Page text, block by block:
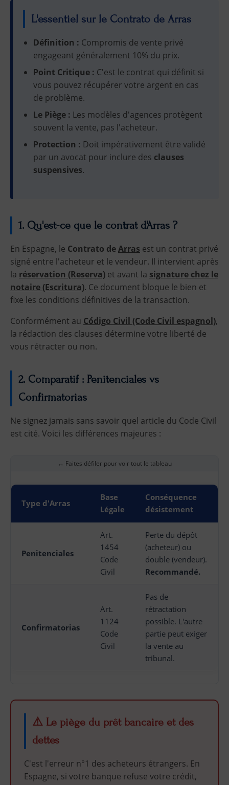
L'essentiel sur le Contrato de Arras
Définition : Compromis de vente privé
engageant généralement 10% du prix.
Point Critique : C'est le contrat qui définit si
vous pouvez récupérer votre argent en cas
de problème.
Le Piège : Les modèles d'agences protègent
souvent la vente, pas l'acheteur.
Protection : Doit impérativement être validé
par un avocat pour inclure des clauses
suspensives.
1. Qu'est-ce que le contrat d'Arras ?
En Espagne, le Contrato deArras est un contrat privé
signé entre l'acheteur et le vendeur. Il intervient après
la réservation (Reserva) et avant la signature chez le
notaire (Escritura). Ce document bloque le bien et
fixe les conditions définitives de la transaction.
Conformément au Código Civil (Code Civil espagnol),
la rédaction des clauses détermine votre liberté de
vous rétracter ou non.
2. Comparatif : Penitenciales vs
Confirmatorias
Ne signez jamais sans savoir quel article du Code Civil
est cité. Voici les différences majeures :
↔ Faites défiler pour voir tout le tableau
Type d'Arras
Base
Légale
Conséquence
désistement
Penitenciales
Art.
1454
Code
Civil
Perte du dépôt
(acheteur) ou
double (vendeur).
Recommandé.
Confirmatorias
Art.
1124
Code
Civil
Pas de
rétractation
possible. L'autre
partie peut exiger
la vente au
tribunal.
⚠️ Le piège du prêt bancaire et des
dettes
C'est l'erreur n°1 des acheteurs étrangers. En
Espagne, si votre banque refuse votre crédit,